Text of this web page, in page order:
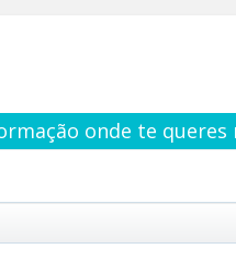
onde te